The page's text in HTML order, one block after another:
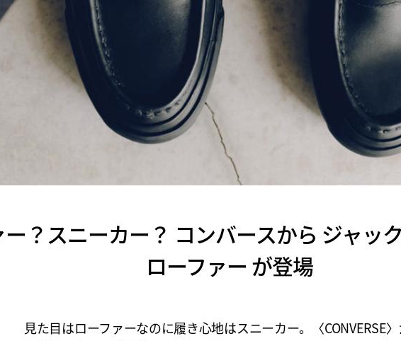
ー？スニーカー？ コンバースから ジャッ
ローファー が登場
見た目はローファーなのに履き心地はスニーカー。〈CONVERSE